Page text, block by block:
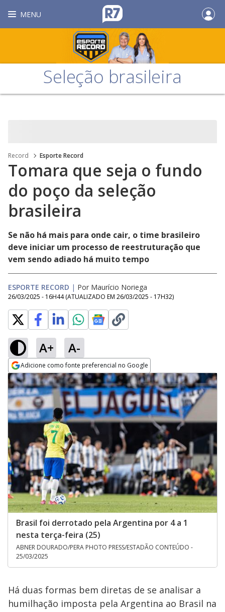
MENU
Seleção brasileira
Record Esporte Record
Tomara que seja o fundo
do poço da seleção
brasileira
Se não há mais para onde cair, o time brasileiro
deve iniciar um processo de reestruturação que
vem sendo adiado há muito tempo
ESPORTE RECORD | Por Maurício Noriega
26/03/2025 - 16H44 (ATUALIZADO EM 26/03/2025 - 17H32)
A+ A-
Adicione como fonte preferencial no Google
Opens in new window
Brasil foi derrotado pela Argentina por 4 a 1
nesta terça-feira (25)
ABNER DOURADO/PERA PHOTO PRESS/ESTADÃO CONTEÚDO -
25/03/2025
Há duas formas bem diretas de se analisar a
humilhação imposta pela Argentina ao Brasil na